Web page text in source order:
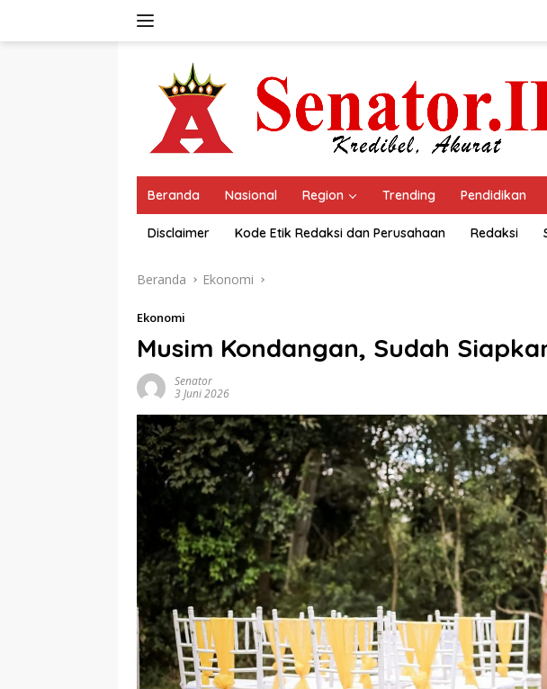
Beranda Nasional Region Trending Pendidikan
Disclaimer Kode Etik Redaksi dan Perusahaan Redaksi
Beranda Ekonomi
Ekonomi
Musim Kondangan, Sudah
Senator
3 Juni 2026